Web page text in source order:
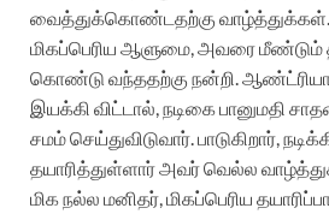
வைத்துக்கொண்டதற்கு வாழ்த்துக்கள்.
மிகப்பெரிய ஆளுமை, அவரை மீண்டும்
கொண்டு வந்ததற்கு நன்றி.
இயக்கி விட்டால், நடிகை பானுமதி
சமம் செய்துவிடுவார். பாடுகிறார்,
தயாரித்துள்ளார் அவர் வெல்ல
மிக நல்ல மனிதர், மிகப்பெரிய